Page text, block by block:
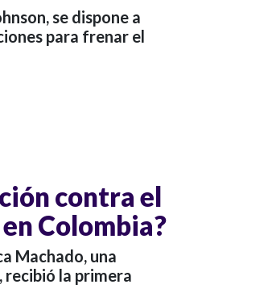
se dispone a
para frenar el
contra el
Colombia?
Machado, una
recibió la primera